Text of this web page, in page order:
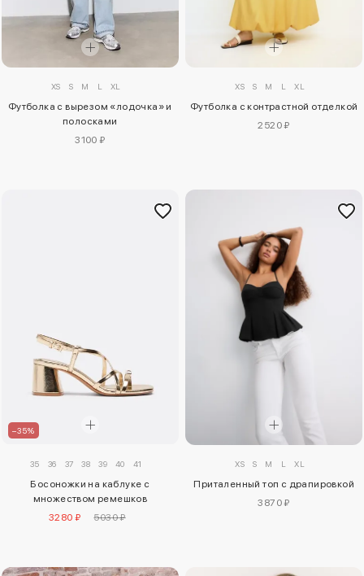
XS S M L XL
Футболка с вырезом «лодочка» и
полосками
3100 ₽
XS S M L XL
Футболка с контрастной отделкой
2520 ₽
–35%
35 36 37 38 39 40 41
Босоножки на каблуке с
множеством ремешков
3280 ₽
5030 ₽
XS S M L XL
Приталенный топ с драпировкой
3870 ₽